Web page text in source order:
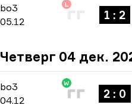
bo3 Group Stage
bo3
05.12
L
1 : 2
Четверг 04 дек.
bo3 Group Stage
bo3
04.12
W
2 : 0